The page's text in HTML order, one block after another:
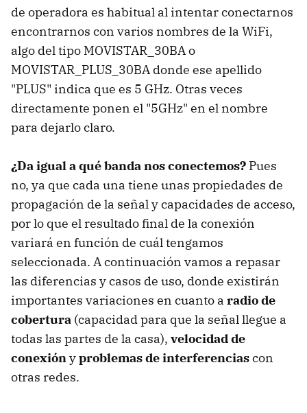
de operadora es habitual al intentar conectarnos
encontrarnos con varios nombres de la WiFi,
algo del tipo MOVISTAR_30BA o
MOVISTAR_PLUS_30BA donde ese apellido
"PLUS" indica que es 5 GHz. Otras veces
directamente ponen el "5GHz" en el nombre
para dejarlo claro.
¿Da igual a qué banda nos conectemos? Pues
no, ya que cada una tiene unas propiedades de
propagación de la señal y capacidades de acceso,
por lo que el resultado final de la conexión
variará en función de cuál tengamos
seleccionada. A continuación vamos a repasar
las diferencias y casos de uso, donde existirán
importantes variaciones en cuanto a radio de
cobertura (capacidad para que la señal llegue a
todas las partes de la casa), velocidad de
conexiónyproblemas de interferenciascon
otras redes.